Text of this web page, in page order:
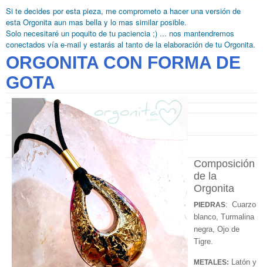
Si te decides por esta pieza, me comprometo a hacer una versión de
esta Orgonita aun mas bella y lo mas similar posible.
Solo necesitaré un poquito de tu paciencia ;) ... nos mantendremos
conectados vía e-mail y estarás al tanto de la elaboración de tu Orgonita.
ORGONITA CON FORMA DE
GOTA
Composición
de la
Orgonita
PIEDRAS: Cuarzo
blanco, Turmalina
negra, Ojo de
Tigre.
METALES: Latón y